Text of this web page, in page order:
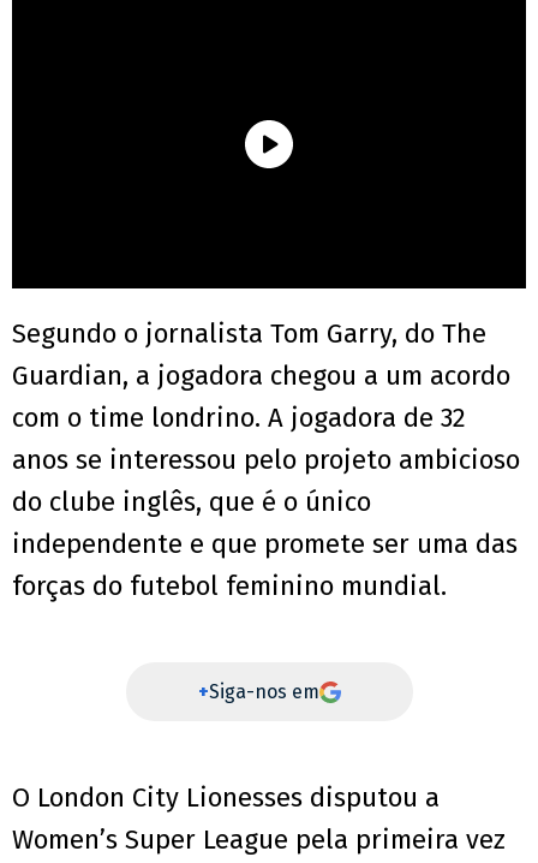
Segundo o jornalista Tom Garry, do The
Guardian, a jogadora chegou a um acordo
com o time londrino. A jogadora de 32
anos se interessou pelo projeto ambicioso
do clube inglês, que é o único
independente e que promete ser uma das
forças do futebol feminino mundial.
+Siga-nos em
O London City Lionesses disputou a
Women’s Super League pela primeira vez